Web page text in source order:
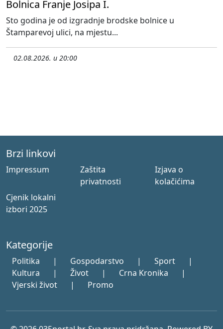
Bolnica Franje Josipa I.
Sto godina je od izgradnje brodske bolnice u
Štamparevoj ulici, na mjestu...
02.08.2026. u 20:00
Brzi linkovi
Impressum
Zaštita
privatnosti
Izjava o
kolačićima
Cjenik lokalni
izbori 2025
Kategorije
Politika | Gospodarstvo | Sport
|
Kultura
| Život | Crna Kronika
|
Vjerski život
| Promo